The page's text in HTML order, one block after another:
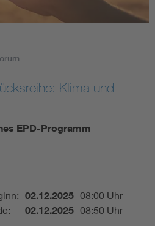
Klima und
EPD-Programm
02.12.2025 08:00 Uhr
02.12.2025 08:50 Uhr